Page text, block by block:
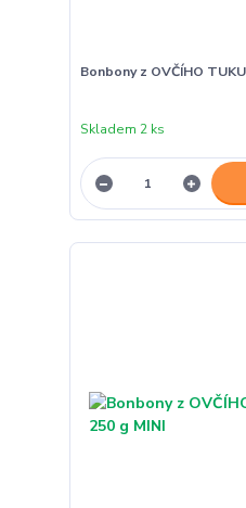
Bonbony z OVČÍHO
Skladem 2 ks